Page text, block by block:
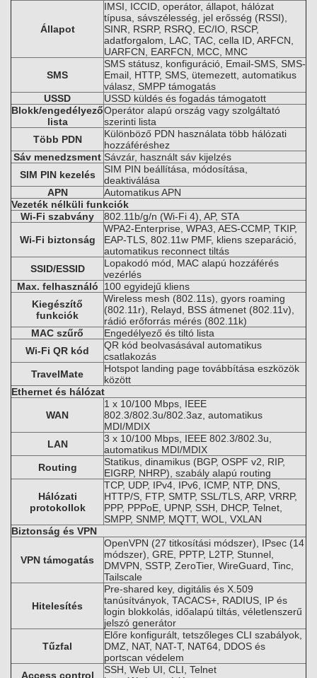
Állapot
IMSI, ICCID, operátor, állapot, hálózat
típusa, sávszélesség, jel erősség (RSSI),
SINR, RSRP, RSRQ, EC/IO, RSCP,
adatforgalom, LAC, TAC, cella ID, ARFCN,
UARFCN, EARFCN, MCC, MNC
SMS
SMS státusz, konfiguráció, Email-SMS, SMS-
Email, HTTP, SMS, ütemezett, automatikus
válasz, SMPP támogatás
USSD
USSD küldés és fogadás támogatott
Blokk/engedélyező
lista
Operátor alapú ország vagy szolgáltató
szerinti lista
Több PDN
Különböző PDN használata több hálózati
hozzáféréshez
Sáv menedzsment Sávzár, használt sáv kijelzés
SIM PIN kezelés
SIM PIN beállítása, módosítása,
deaktiválása
APN
Automatikus APN
Vezeték nélküli funkciók
Wi-Fi szabvány
802.11b/g/n (Wi-Fi 4), AP, STA
Wi-Fi biztonság
WPA2-Enterprise, WPA3, AES-CCMP, TKIP,
EAP-TLS, 802.11w PMF, kliens szeparáció,
automatikus reconnect tiltás
SSID/ESSID
Lopakodó mód, MAC alapú hozzáférés
vezérlés
Max. felhasználó
100 egyidejű kliens
Kiegészítő
funkciók
Wireless mesh (802.11s), gyors roaming
(802.11r), Relayd, BSS átmenet (802.11v),
rádió erőforrás mérés (802.11k)
MAC szűrő
Engedélyező és tiltó lista
Wi-Fi QR kód
QR kód beolvasásával automatikus
csatlakozás
TravelMate
Hotspot landing page továbbítása eszközök
között
Ethernet és hálózat
WAN
1 x 10/100 Mbps, IEEE
802.3/802.3u/802.3az, automatikus
MDI/MDIX
LAN
3 x 10/100 Mbps, IEEE 802.3/802.3u,
automatikus MDI/MDIX
Routing
Statikus, dinamikus (BGP, OSPF v2, RIP,
EIGRP, NHRP), szabály alapú routing
Hálózati
protokollok
TCP, UDP, IPv4, IPv6, ICMP, NTP, DNS,
HTTP/S, FTP, SMTP, SSL/TLS, ARP, VRRP,
PPP, PPPoE, UPNP, SSH, DHCP, Telnet,
SMPP, SNMP, MQTT, WOL, VXLAN
Biztonság és VPN
VPN támogatás
OpenVPN (27 titkosítási módszer), IPsec (14
módszer), GRE, PPTP, L2TP, Stunnel,
DMVPN, SSTP, ZeroTier, WireGuard, Tinc,
Tailscale
Hitelesítés
Pre-shared key, digitális és X.509
tanúsítványok, TACACS+, RADIUS, IP és
login blokkolás, időalapú tiltás, véletlenszerű
jelszó generátor
Tűzfal
Előre konfigurált, tetszőleges CLI szabályok,
DMZ, NAT, NAT-T, NAT64, DDOS és
portscan védelem
Access control
SSH, Web UI, CLI, Telnet